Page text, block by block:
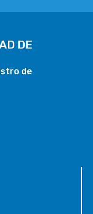
DE
de